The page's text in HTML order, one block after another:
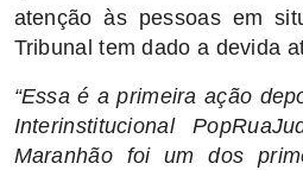
atenção às pessoas em
Tribunal tem dado a devida
“Essa é a primeira ação
Interinstitucional
Maranhão foi um dos